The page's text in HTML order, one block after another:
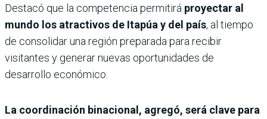
Destacó que la competencia permitirá proyectar al
mundo los atractivos de Itapúa y del país, al tiempo
de consolidar una región preparada para recibir
visitantes y generar nuevas oportunidades de
desarrollo económico.
La coordinación binacional, agregó, será clave para